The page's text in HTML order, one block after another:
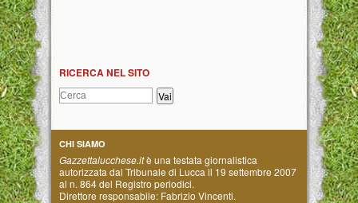
RICERCA NEL SITO
CHI SIAMO
Gazzettalucchese.itè una testata giornalistica
autorizzata dal Tribunale di Lucca il 19 settembre 2007
al n. 864 del Registro periodici.
Direttore responsabile: Fabrizio Vincenti.